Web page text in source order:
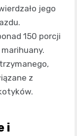
jego
150 porcji
z
i